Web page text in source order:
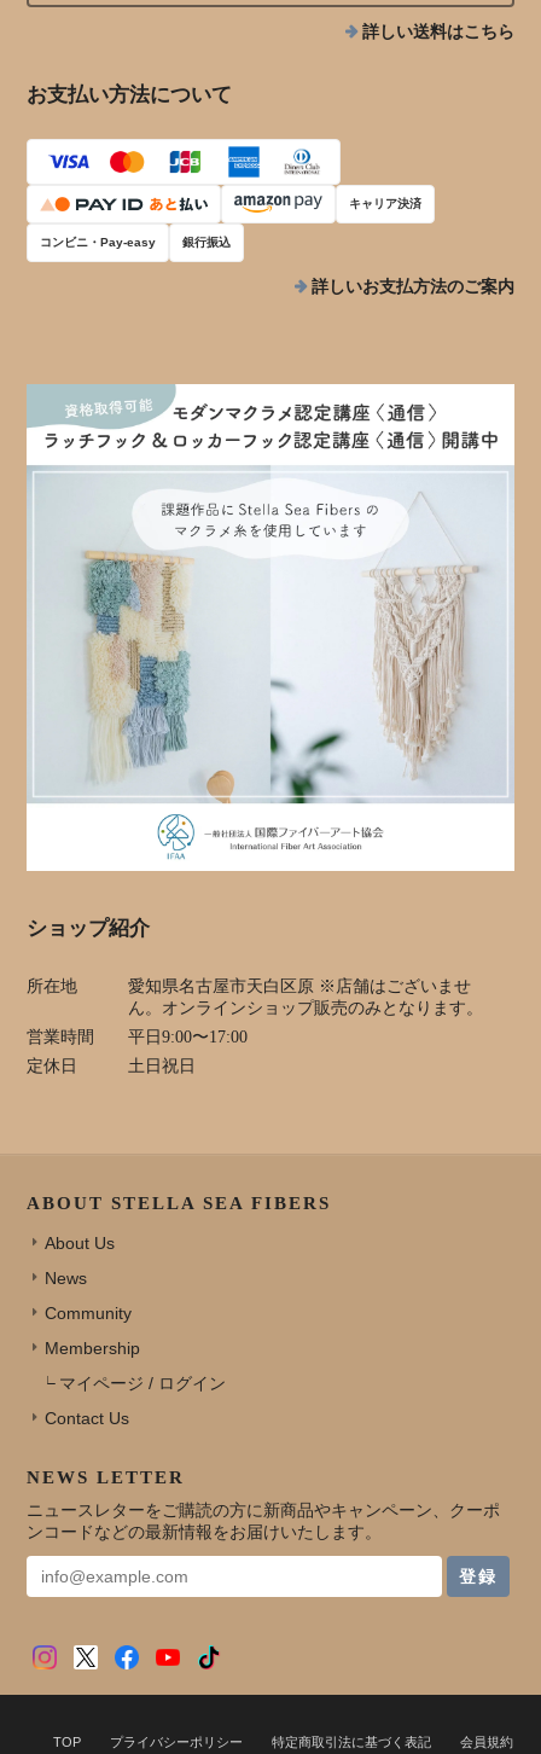
詳しい送料はこちら
お支払い方法について
キャリア決済
コンビニ・Pay-easy 銀行振込
詳しいお支払方法のご案内
ショップ紹介
所在地
愛知県名古屋市天白区原 ※店舗はございませ
ん。オンラインショップ販売のみとなります。
営業時間
平日9:00〜17:00
定休日
土日祝日
ABOUT STELLA SEA FIBERS
About Us
News
Community
Membership
マイページ / ログイン
Contact Us
NEWS LETTER
ニュースレターをご購読の方に新商品やキャンペーン、クーポ
ンコードなどの最新情報をお届けいたします。
登録
TOP プライバシーポリシー 特定商取引法に基づく表記 会員規約